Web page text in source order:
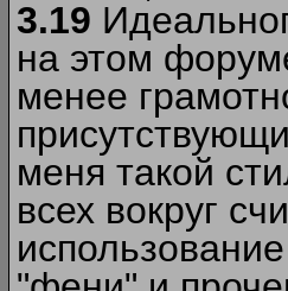
3.19
на этом
менее
меня такой
всех вокруг